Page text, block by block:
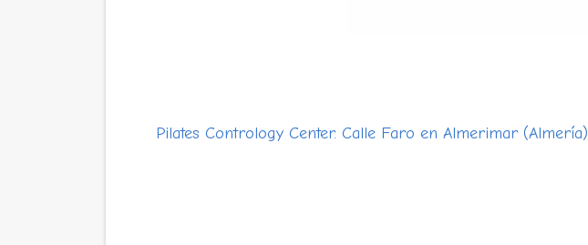
Pilates Contrology Center. Calle Faro en Almerimar (Almería)